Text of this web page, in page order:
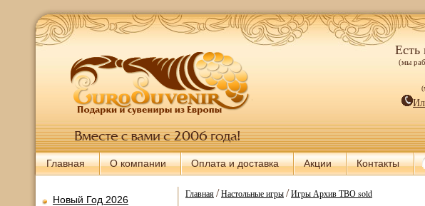
Есть
(мы
Главная О компании Оплата и доставка Акции Контакты
Новый Год 2026
Главная/Настольные игры/Игры Архив ТВО sold